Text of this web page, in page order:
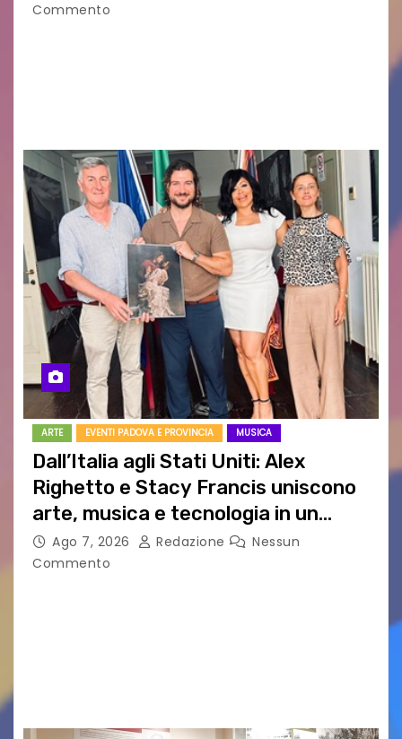
Commento
ARTE EVENTI PADOVA E PROVINCIA MUSICA
Dall’Italia agli Stati Uniti: Alex
Righetto e Stacy Francis uniscono
arte, musica e tecnologia in un
nuovo progetto internazionale”
Ago 7, 2026 Redazione
Nessun
Commento